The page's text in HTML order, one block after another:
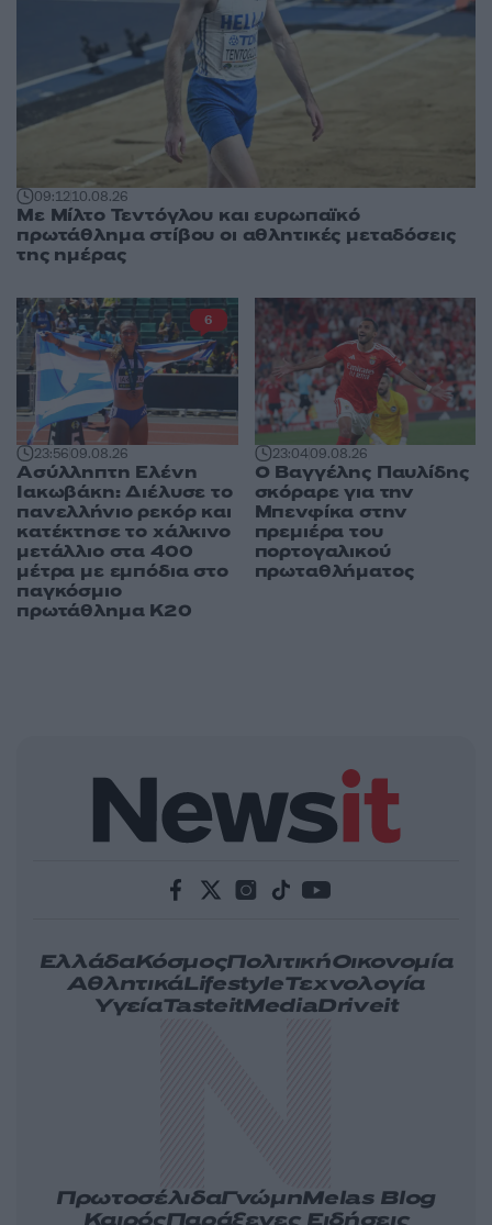
09:1210.08.26
Με Μίλτο Τεντόγλου και ευρωπαϊκό
πρωτάθλημα στίβου οι αθλητικές μεταδόσεις
της ημέρας
23:5609.08.26
Ασύλληπτη Ελένη
Ιακωβάκη: Διέλυσε το
πανελλήνιο ρεκόρ και
κατέκτησε το χάλκινο
μετάλλιο στα 400
μέτρα με εμπόδια στο
παγκόσμιο
πρωτάθλημα Κ20
6
23:0409.08.26
Ο Βαγγέλης Παυλίδης
σκόραρε για την
Μπενφίκα στην
πρεμιέρα του
πορτογαλικού
πρωταθλήματος
ΕλλάδαΚόσμοςΠολιτικήΟικονομία
ΑθλητικάLifestyleΤεχνολογία
ΥγείαTasteitMediaDriveit
ΠρωτοσέλιδαΓνώμηMelas Blog